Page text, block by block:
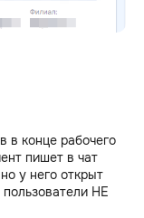
в конце рабочего
пишет в чат
у него открыт
НЕ